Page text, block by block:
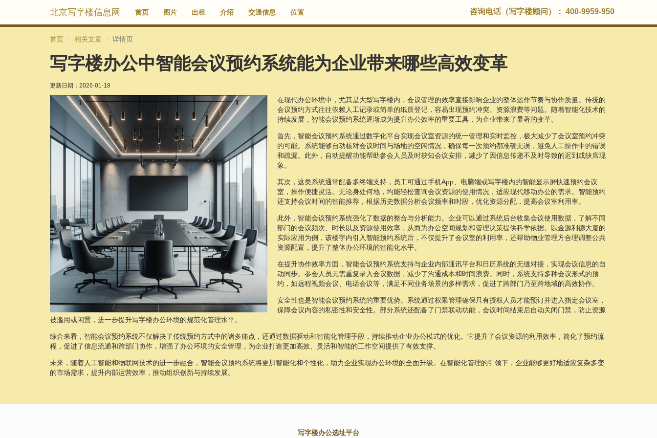
北京写字楼信息网 首页 图片 出租 介绍 交通信息 位置 咨询电话（写字楼顾问）： 400-9959-950
首页 相关文章 详情页
写字楼办公中智能会议预约系统能为企业带来哪些高效变革
更新日期： 2026-01-18
在现代办公环境中，尤其是大型写字楼内，会议管理的效率直接影响企业的整体运作节奏与协作质量。传统的
会议预约方式往往依赖人工记录或简单的纸质登记，容易出现预约冲突、资源浪费等问题。随着智能化技术的
持续发展，智能会议预约系统逐渐成为提升办公效率的重要工具，为企业带来了显著的变革。
首先，智能会议预约系统通过数字化平台实现会议室资源的统一管理和实时监控，极大减少了会议室预约冲突
的可能。系统能够自动核对会议时间与场地的空闲情况，确保每一次预约都准确无误，避免人工操作中的错误
和疏漏。此外，自动提醒功能帮助参会人员及时获知会议安排，减少了因信息传递不及时导致的迟到或缺席现
象。
其次，这类系统通常配备多终端支持，员工可通过手机App、电脑端或写字楼内的智能显示屏快速预约会议
室，操作便捷灵活。无论身处何地，均能轻松查询会议资源的使用情况，适应现代移动办公的需求。智能预约
还支持会议时间的智能推荐，根据历史数据分析会议频率和时段，优化资源分配，提高会议室利用率。
此外，智能会议预约系统强化了数据的整合与分析能力。企业可以通过系统后台收集会议使用数据，了解不同
部门的会议频次、时长以及资源使用效率，从而为办公空间规划和管理决策提供科学依据。以金源利德大厦的
实际应用为例，该楼宇内引入智能预约系统后，不仅提升了会议室的利用率，还帮助物业管理方合理调整公共
资源配置，提升了整体办公环境的智能化水平。
在提升协作效率方面，智能会议预约系统支持与企业内部通讯平台和日历系统的无缝对接，实现会议信息的自
动同步。参会人员无需重复录入会议数据，减少了沟通成本和时间浪费。同时，系统支持多种会议形式的预
约，如远程视频会议、电话会议等，满足不同业务场景的多样需求，促进了跨部门乃至跨地域的高效协作。
安全性也是智能会议预约系统的重要优势。系统通过权限管理确保只有授权人员才能预订并进入指定会议室，
保障会议内容的私密性和安全性。部分系统还配备了门禁联动功能，会议时间结束后自动关闭门禁，防止资源
被滥用或闲置，进一步提升写字楼办公环境的规范化管理水平。
综合来看，智能会议预约系统不仅解决了传统预约方式中的诸多痛点，还通过数据驱动和智能化管理手段，持续推动企业办公模式的优化。它提升了会议资源的利用效率，简化了预约流
程，促进了信息流通和跨部门协作，增强了办公环境的安全管理，为企业打造更加高效、灵活和智能的工作空间提供了有效支撑。
未来，随着人工智能和物联网技术的进一步融合，智能会议预约系统将更加智能化和个性化，助力企业实现办公环境的全面升级。在智能化管理的引领下，企业能够更好地适应复杂多变
的市场需求，提升内部运营效率，推动组织创新与持续发展。
写字楼办公选址平台